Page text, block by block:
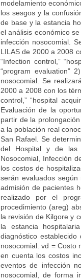
modelamiento
los sesgos y la
de base y la estancia
el análisis económico
infección nosocomial.
LILAS de 2000 a 2008
“Infection control,”
“program evaluation”
nosocomial. Se
2000 a 2008 con los
control,” “hospital
Evaluación de la
partir de la
a la población real
San Rafael. Se
del Hospital y de las
Nosocomial, Infección
los costos de
serán evaluados
admisión de pacientes
realizado por el
procedimiento (areg)
la revisión de Kilgore y
la estancia
diagnóstico
nosocomial. vd = Costo
en cuenta los costos
eventos de infección
nosocomial, de forma